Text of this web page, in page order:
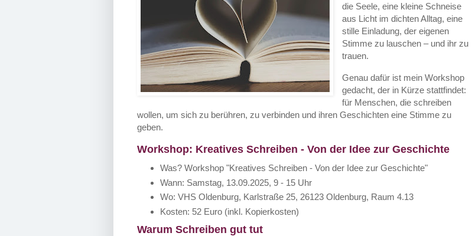
die Seele, eine kleine Schneise
aus Licht im dichten Alltag, eine
stille Einladung, der eigenen
Stimme zu lauschen – und ihr zu
trauen.
Genau dafür ist mein Workshop
gedacht, der in Kürze stattfindet:
für Menschen, die schreiben
wollen, um sich zu berühren, zu verbinden und ihren Geschichten eine Stimme zu
geben.
Workshop: Kreatives Schreiben - Von der Idee zur Geschichte
Was? Workshop "Kreatives Schreiben - Von der Idee zur Geschichte"
Wann: Samstag, 13.09.2025, 9 - 15 Uhr
Wo: VHS Oldenburg, Karlstraße 25, 26123 Oldenburg, Raum 4.13
Kosten: 52 Euro (inkl. Kopierkosten)
Warum Schreiben gut tut